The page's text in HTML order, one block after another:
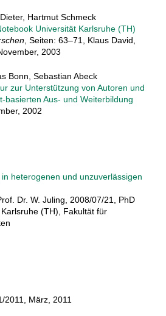
Hartmut Schmeck
Universität Karlsruhe (TH)
, Seiten: 63–71, Klaus David,
2003
Bonn, Sebastian Abeck
zur Unterstützung von Autoren und
basierten Aus- und Weiterbildung
2002
heterogenen und unzuverlässigen
Dr. W. Juling, 2008/07/21, PhD
(TH), Fakultät für
2011, März, 2011